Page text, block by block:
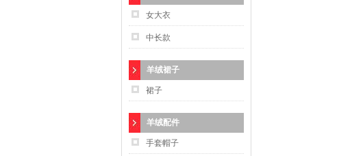
女大衣
中长款
羊绒裙子
裙子
羊绒配件
手套帽子